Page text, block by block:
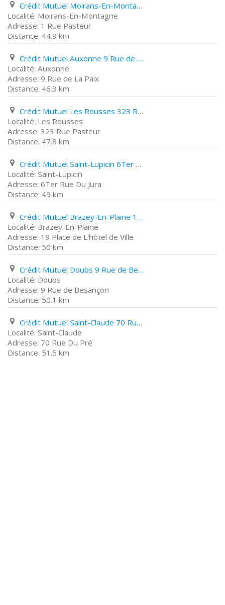
Crédit Mutuel Moirans-En-Montagne 1 Rue Pasteur
Moirans-En-Montagne
1 Rue Pasteur
44.9 km
Crédit Mutuel Auxonne 9 Rue de La Paix
Auxonne
9 Rue de La Paix
46.3 km
Crédit Mutuel Les Rousses 323 Rue Pasteur
Les Rousses
323 Rue Pasteur
47.8 km
Crédit Mutuel Saint-Lupicin 6Ter Rue Du Jura
Saint-Lupicin
6Ter Rue Du Jura
49 km
Crédit Mutuel Brazey-En-Plaine 19 Place de L'hôtel de Ville
Brazey-En-Plaine
19 Place de L'hôtel de Ville
50 km
Crédit Mutuel Doubs 9 Rue de Besançon
Doubs
9 Rue de Besançon
50.1 km
Crédit Mutuel Saint-Claude 70 Rue Du Pré
Saint-Claude
70 Rue Du Pré
51.5 km